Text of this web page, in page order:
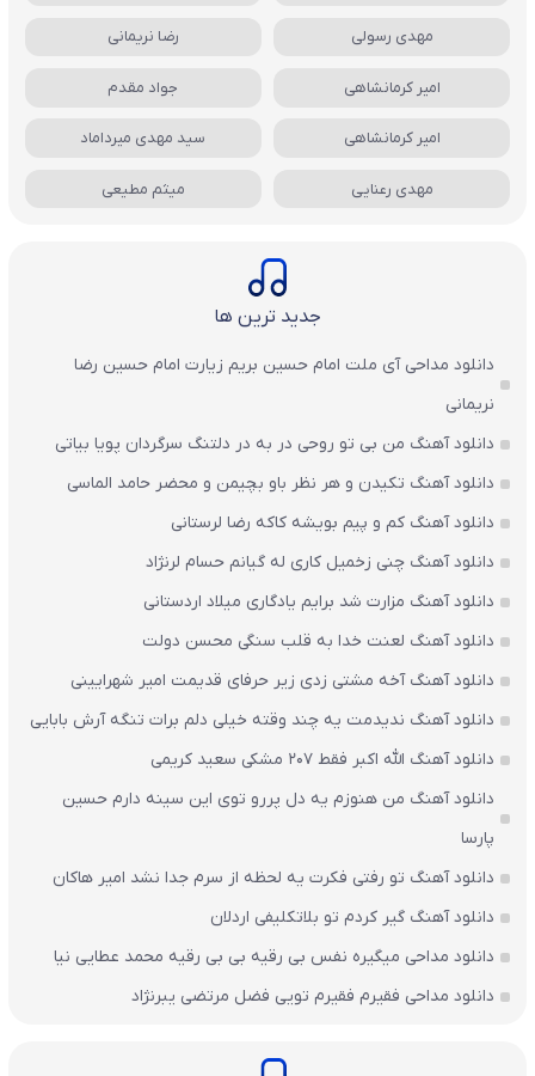
مهدی رسولی رضا نریمانی
امیر کرمانشاهی جواد مقدم
امیر کرمانشاهی سید مهدی میرداماد
مهدی رعنایی میثم مطیعی
جدید ترین ها
دانلود مداحی آی ملت امام حسین بریم زیارت امام حسین رضا
نریمانی
دانلود آهنگ من بی تو روحی در به در دلتنگ سرگردان پویا بیاتی
دانلود آهنگ تکیدن و هر نظر باو بچیمن و محضر حامد الماسی
دانلود آهنگ کم و پیم بویشه کاکه رضا لرستانی
دانلود آهنگ چنی زخمیل کاری له گیانم حسام لرنژاد
دانلود آهنگ مزارت شد برایم یادگاری میلاد اردستانی
دانلود آهنگ لعنت خدا به قلب سنگی محسن دولت
دانلود آهنگ آخه مشتی زدی زیر حرفای قدیمت امیر شهرایینی
دانلود آهنگ ندیدمت یه چند وقته خیلی دلم برات تنگه آرش بابایی
دانلود آهنگ الله اکبر فقط 207 مشکی سعید کریمی
دانلود آهنگ من هنوزم یه دل پررو توی این سینه دارم حسین
پارسا
دانلود آهنگ تو رفتی فکرت یه لحظه از سرم جدا نشد امیر هاکان
دانلود آهنگ گیر کردم تو بلاتکلیفی اردلان
دانلود مداحی میگیره نفس بی رقیه بی بی رقیه محمد عطایی نیا
دانلود مداحی فقیرم فقیرم تویی فضل مرتضی یبرنژاد